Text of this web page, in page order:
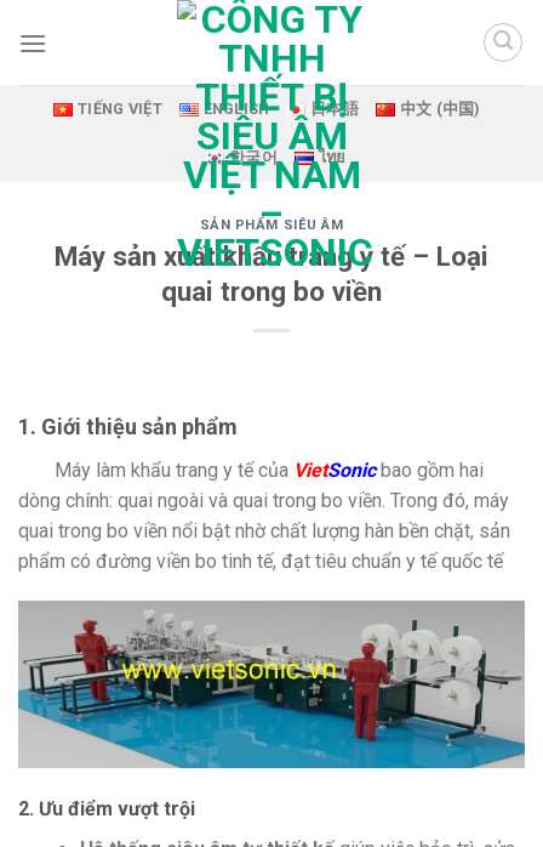
TIẾNG VIỆT ENGLISH 日本語 中文 (中国)
한국어 ไทย
SẢN PHẨM SIÊU ÂM
Máy sản xuất khẩu trang y tế – Loại
quai trong bo viền
1. Giới thiệu sản phẩm
Máy làm khẩu trang y tế của VietSonicbao gồm hai
dòng chính: quai ngoài và quai trong bo viền. Trong đó, máy
quai trong bo viền nổi bật nhờ chất lượng hàn bền chặt, sản
phẩm có đường viền bo tinh tế, đạt tiêu chuẩn y tế quốc tế
2. Ưu điểm vượt trội